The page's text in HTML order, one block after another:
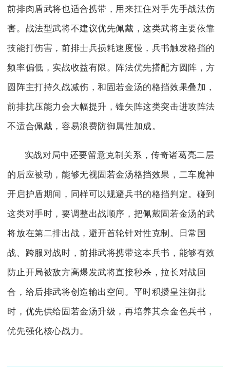
前排肉盾武将也适合携带，用来扛住对手先手战法伤
害。战法型武将不建议优先佩戴，这类武将主要依靠
技能打伤害，前排士兵损耗速度慢，兵书触发格挡的
频率偏低，实战收益有限。阵法优先搭配方圆阵，方
圆阵主打持久战减伤，和固若金汤的格挡效果叠加，
前排抗压能力会大幅提升，锋矢阵这类突击进攻阵法
不适合佩戴，容易浪费防御属性加成。
实战对局中还要留意克制关系，传奇诸葛亮二层
的后应被动，能够无视固若金汤格挡效果，二车魔神
开启护盾期间，同样可以规避兵书的格挡判定。碰到
这类对手时，要调整出战顺序，把佩戴固若金汤的武
将放在第二排出战，避开首轮针对性克制。日常国
战、跨服对战时，前排武将携带这本兵书，能够有效
防止开局被敌方高爆发武将直接秒杀，拉长对战回
合，给后排武将创造输出空间。平时积攒皇注御批
时，优先供给固若金汤升级，再培养其余金色兵书，
优先强化核心战力。